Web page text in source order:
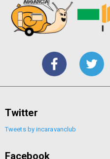
Twitter
Tweets by incaravanclub
Facebook